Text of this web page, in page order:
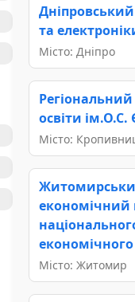
та
Місто: Дніпро
освіти ім.О.С.
Місто:
економічний
економічного
Місто: Житомир